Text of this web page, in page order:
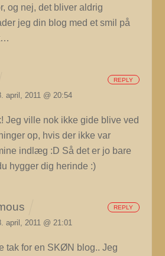
og nej, det bliver aldrig
jeg din blog med et smil på
april, 2011 @ 20:54
Jeg ville nok ikke gide blive ved
op, hvis der ikke var
indlæg :D Så det er jo bare
hygger dig herinde :)
REPLY
april, 2011 @ 21:01
tak for en SKØN blog.. Jeg
REPLY